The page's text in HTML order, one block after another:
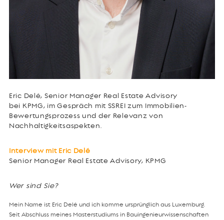
Eric Delé, Senior Manager Real Estate Advisory
bei KPMG, im Gespräch mit SSREI zum Immobilien-
Bewertungsprozess und der Relevanz von
Nachhaltigkeitsaspekten.
Interview mit Eric Delé
Senior Manager Real Estate Advisory, KPMG
Wer sind Sie?
Mein Name ist Eric Delé und ich komme ursprünglich aus Luxemburg.
Seit Abschluss meines Masterstudiums in Bauingenieurwissenschaften